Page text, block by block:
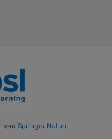
van Springer Nature